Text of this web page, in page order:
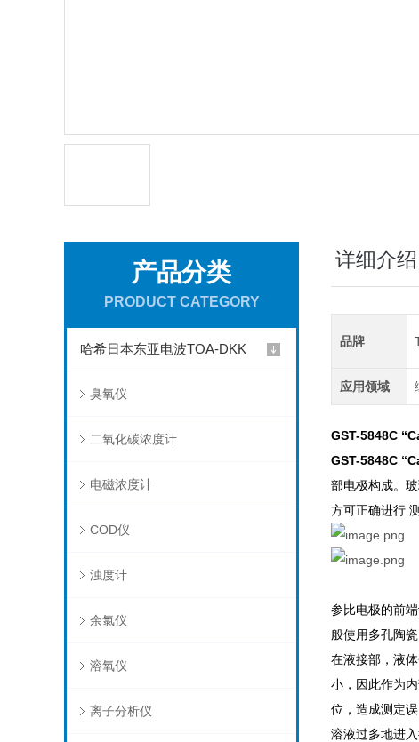
产品分类
PRODUCT CATEGORY
哈希日本东亚电波TOA-DKK
臭氧仪
二氧化碳浓度计
电磁浓度计
COD仪
浊度计
余氯仪
溶氧仪
离子分析仪
详细介绍
品牌
应用领域
GST-5848C
GST-5848C
部电极构成。
方可正确进行
参比电极的前
般使用多孔陶
在液接部，液
小，因此作为
位，造成测定
溶液过多地进